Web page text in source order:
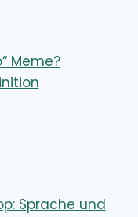
Meme?
Sprache und